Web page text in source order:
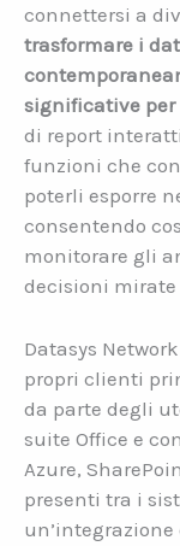
connettersi a
trasformare i
significative
di report
funzioni che
poterli esporre
consentendo
monitorare gli
decisioni
Datasys
propri clienti
da parte degli
suite Office e
Azure,
presenti tra i